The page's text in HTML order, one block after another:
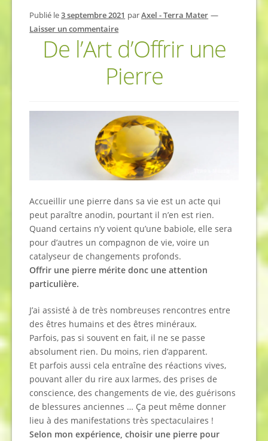
Publié le3 septembre 2021 parAxel - Terra Mater —
Laisser un commentaire
De l’Art d’Offrir une
Pierre
Accueillir une pierre dans sa vie est un acte qui
peut paraître anodin, pourtant il n’en est rien.
Quand certains n’y voient qu’une babiole, elle sera
pour d’autres un compagnon de vie, voire un
catalyseur de changements profonds.
Offrir une pierre mérite donc une attention
particulière.
J’ai assisté à de très nombreuses rencontres entre
des êtres humains et des êtres minéraux.
Parfois, pas si souvent en fait, il ne se passe
absolument rien. Du moins, rien d’apparent.
Et parfois aussi cela entraîne des réactions vives,
pouvant aller du rire aux larmes, des prises de
conscience, des changements de vie, des guérisons
de blessures anciennes … Ça peut même donner
lieu à des manifestations très spectaculaires !
Selon mon expérience, choisir une pierre pour